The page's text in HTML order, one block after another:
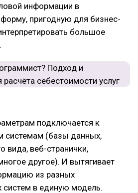
информации в
пригодную для бизнес-
большое
подключается к
системам (базы данных,
вида, веб-странички,
другое). И вытягивает
из разных
в единую модель.